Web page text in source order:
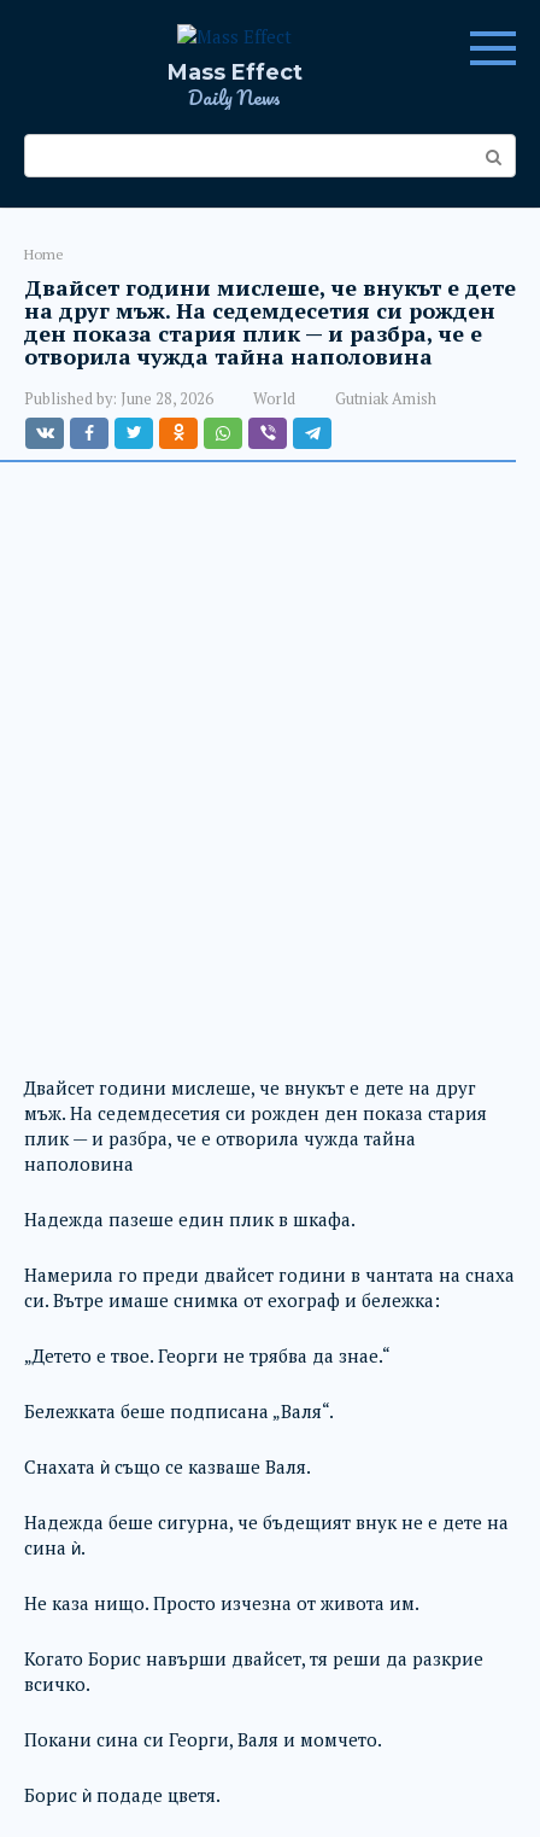
Mass Effect
Daily News
Search:
Home
Двайсет години мислеше, че внукът е дете
на друг мъж. На седемдесетия си рожден
ден показа стария плик — и разбра, че е
отворила чужда тайна наполовина
Published by: June 28, 2026 World Gutniak Amish
Двайсет години мислеше, че внукът е дете на друг
мъж. На седемдесетия си рожден ден показа стария
плик — и разбра, че е отворила чужда тайна
наполовина
Надежда пазеше един плик в шкафа.
Намерила го преди двайсет години в чантата на снаха
си. Вътре имаше снимка от ехограф и бележка:
„Детето е твое. Георги не трябва да знае.“
Бележката беше подписана „Валя“.
Снахата ѝ също се казваше Валя.
Надежда беше сигурна, че бъдещият внук не е дете на
сина ѝ.
Не каза нищо. Просто изчезна от живота им.
Когато Борис навърши двайсет, тя реши да разкрие
всичко.
Покани сина си Георги, Валя и момчето.
Борис ѝ подаде цветя.